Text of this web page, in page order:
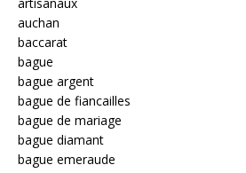
auchan
baccarat
bague
bague argent
bague de fiancailles
bague de mariage
bague diamant
bague emeraude